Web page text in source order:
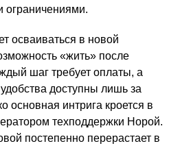
ограничениями.
осваиваться в новой
«жить» после
шаг требует оплаты, а
доступны лишь за
основная интрига кроется в
техподдержки Норой.
постепенно перерастает в